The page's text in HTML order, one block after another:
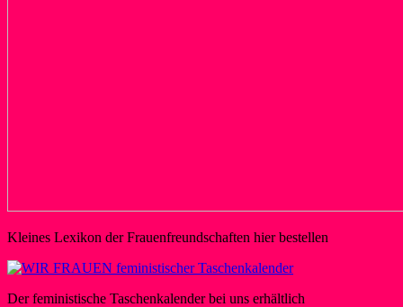
Kleines Lexikon der Frauenfreundschaften hier bestellen
Der feministische Taschenkalender bei uns erhältlich